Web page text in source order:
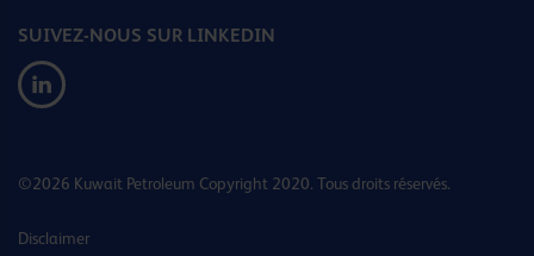
SUIVEZ-NOUS SUR LINKEDIN
©2026 Kuwait Petroleum Copyright 2020. Tous droits réservés.
Disclaimer